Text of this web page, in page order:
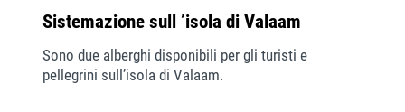
Sistemazione sull ’isola di Valaam
Sono due alberghi disponibili per gli turisti e
pellegrini sull’isola di Valaam.